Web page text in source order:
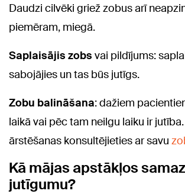
Daudzi cilvēki griež zobus arī
piemēram, miegā.
Saplaisājis zobs vai pildījums:
sabojājies un tas būs jutīgs.
Zobu balināšana: dažiem
laikā vai pēc tam neilgu laiku ir
ārstēšanas konsultējieties ar savu
Kā mājas apstākļos
jutīgumu?